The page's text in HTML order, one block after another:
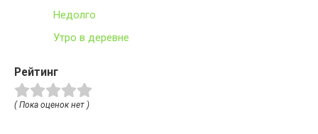
Недолго
Утро в деревне
Рейтинг
( Пока оценок нет )